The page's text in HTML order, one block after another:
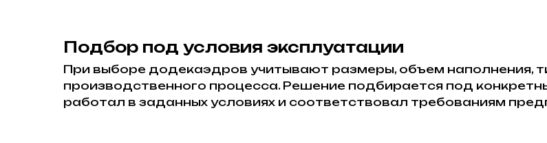
Подбор под условия эксплуатации
При выборе додекаэдров учитывают размеры, объем наполнения,
производственного процесса. Решение подбирается под
работал в заданных условиях и соответствовал требованиям